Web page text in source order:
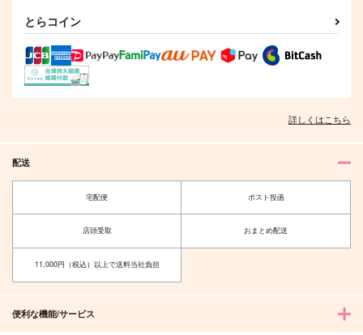
サンプル
作品詳細
サンプル
作品詳細
とらコイン
詳しくはこちら
配送
宅配便 ポスト投函
店頭受取 おまとめ配送
11,000円（税込）以上で送料当社負担
便利な機能/サービス